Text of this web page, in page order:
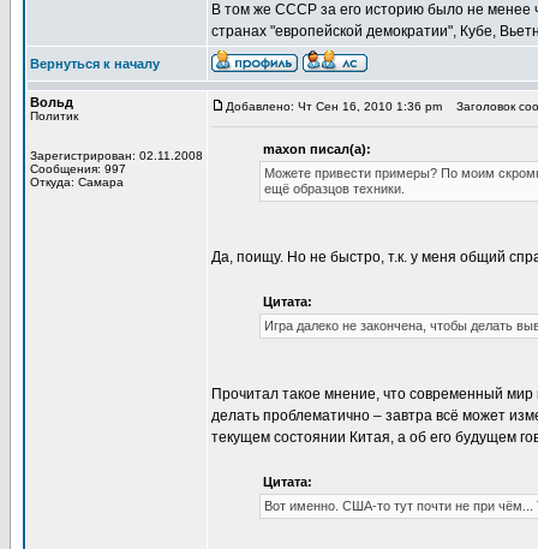
В том же СССР за его историю было не менее
странах "европейской демократии", Кубе,
Вернуться к началу
Вольд
Политик
Зарегистрирован: 02.11.2008
Сообщения: 997
Откуда: Самара
Добавлено: Чт Сен 16, 2010 1:36 pm Заголовок
maxon писал(а):
Можете привести примеры? По моим
ещё образцов техники.
Да, поищу. Но не быстро, т.к. у меня общий
Цитата:
Игра далеко не закончена, чтобы делать
Прочитал такое мнение, что современный
делать проблематично – завтра всё может
текущем состоянии Китая, а об его будущем
Цитата:
Вот именно. США-то тут почти не при